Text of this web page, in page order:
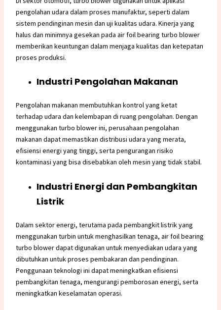
pengolahan udara dalam proses manufaktur, seperti dalam
sistem pendinginan mesin dan uji kualitas udara. Kinerja yang
halus dan minimnya gesekan pada air foil bearing turbo blower
memberikan keuntungan dalam menjaga kualitas dan ketepatan
proses produksi.
Industri Pengolahan Makanan
Pengolahan makanan membutuhkan kontrol yang ketat
terhadap udara dan kelembapan di ruang pengolahan. Dengan
menggunakan turbo blower ini, perusahaan pengolahan
makanan dapat memastikan distribusi udara yang merata,
efisiensi energi yang tinggi, serta pengurangan risiko
kontaminasi yang bisa disebabkan oleh mesin yang tidak stabil.
Industri Energi dan Pembangkitan
Listrik
Dalam sektor energi, terutama pada pembangkit listrik yang
menggunakan turbin untuk menghasilkan tenaga, air foil bearing
turbo blower dapat digunakan untuk menyediakan udara yang
dibutuhkan untuk proses pembakaran dan pendinginan.
Penggunaan teknologi ini dapat meningkatkan efisiensi
pembangkitan tenaga, mengurangi pemborosan energi, serta
meningkatkan keselamatan operasi.